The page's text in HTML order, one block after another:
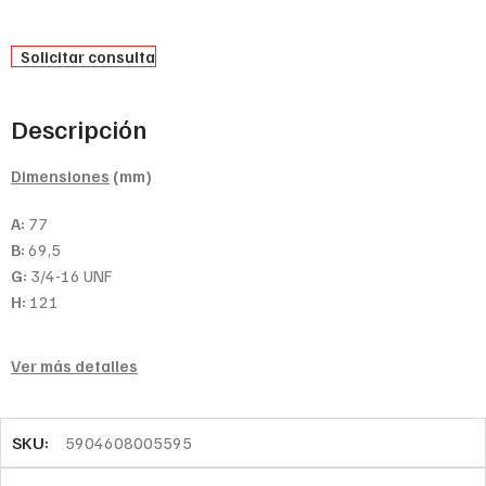
Solicitar consulta
Descripción
Dimensiones (mm)
A: 77
B: 69,5
G: 3/4-16 UNF
H: 121
Ver más detalles
SKU: 5904608005595